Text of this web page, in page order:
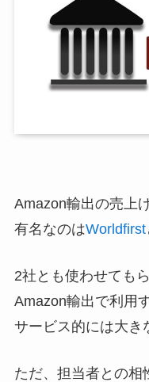
Amazon輸出の売上
有名なのはWorldfirst
2社とも使わせても
Amazon輸出で利用
サービス的には大き
ただ、担当者との相